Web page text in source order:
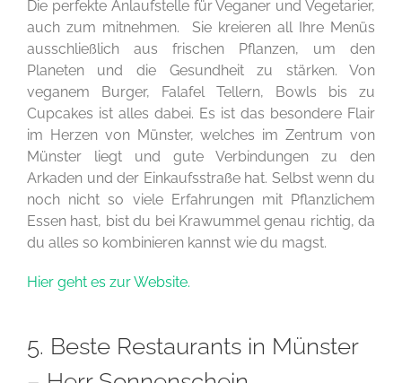
Die perfekte Anlaufstelle für Veganer und Vegetarier,
auch zum mitnehmen. Sie kreieren all Ihre Menüs
ausschließlich aus frischen Pflanzen, um den
Planeten und die Gesundheit zu stärken. Von
veganem Burger, Falafel Tellern, Bowls bis zu
Cupcakes ist alles dabei. Es ist das besondere Flair
im Herzen von Münster, welches im Zentrum von
Münster liegt und gute Verbindungen zu den
Arkaden und der Einkaufsstraße hat. Selbst wenn du
noch nicht so viele Erfahrungen mit Pflanzlichem
Essen hast, bist du bei Krawummel genau richtig, da
du alles so kombinieren kannst wie du magst.
Hier geht es zur Website.
5. Beste Restaurants in Münster